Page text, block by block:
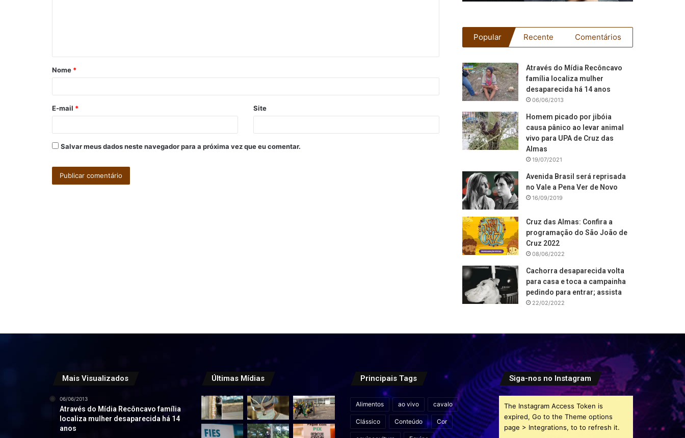
á
r
*
Nome *
E-mail * Site
Salvar meus dados neste navegador para a próxima vez que eu comentar.
Popular Recente Comentários
Através do Mídia Recôncavo
família localiza mulher
desaparecida há 14 anos
06/06/2013
Homem picado por jibóia
causa pânico ao levar animal
vivo para UPA de Cruz das
Almas
19/07/2021
Avenida Brasil será reprisada
no Vale a Pena Ver de Novo
16/09/2019
Cruz das Almas: Confira a
programação do São João de
Cruz 2022
08/06/2022
Cachorra desaparecida volta
para casa e toca a campainha
pedindo para entrar; assista
22/02/2022
Mais Visualizados
06/06/2013
Através do Mídia Recôncavo família
localiza mulher desaparecida há 14
anos
Últimas Mídias Principais Tags
Alimentos ao vivo cavalo
Clássico Conteúdo Cor
Siga-nos no Instagram
The Instagram Access Token is
expired, Go to the Theme options
page > Integrations, to to refresh it.